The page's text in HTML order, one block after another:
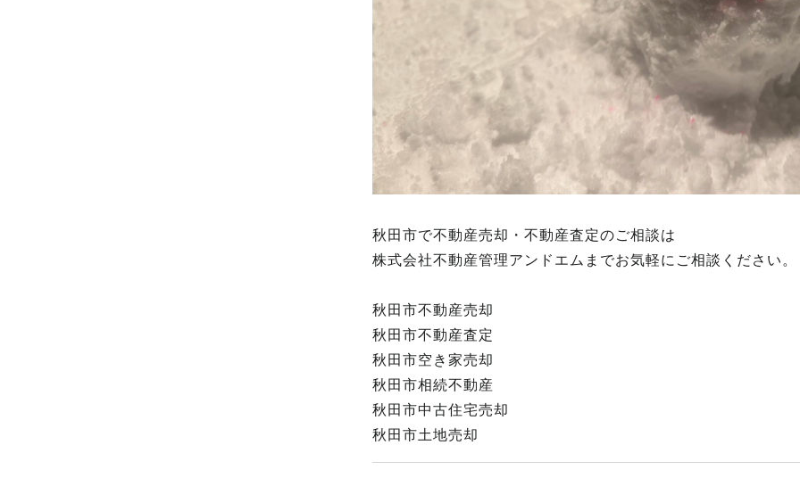
秋田市で不動産売却・不動産査定のご相談は
株式会社不動産管理アンドエムまでお気軽にご相談ください。
秋田市不動産売却
秋田市不動産査定
秋田市空き家売却
秋田市相続不動産
秋田市中古住宅売却
秋田市土地売却